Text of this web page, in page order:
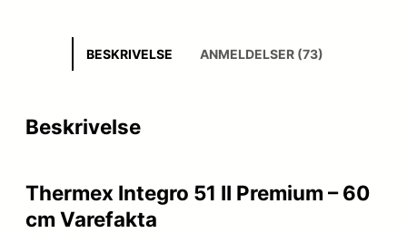
BESKRIVELSE ANMELDELSER (73)
Beskrivelse
Thermex Integro 51 II Premium – 60
cm Varefakta